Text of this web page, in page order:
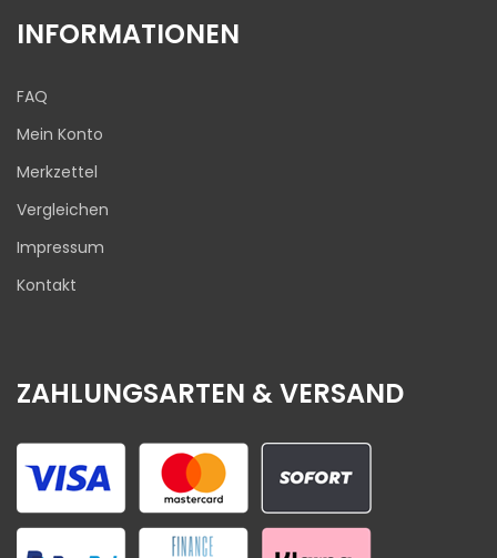
INFORMATIONEN
FAQ
Mein Konto
Merkzettel
Vergleichen
Impressum
Kontakt
ZAHLUNGSARTEN & VERSAND